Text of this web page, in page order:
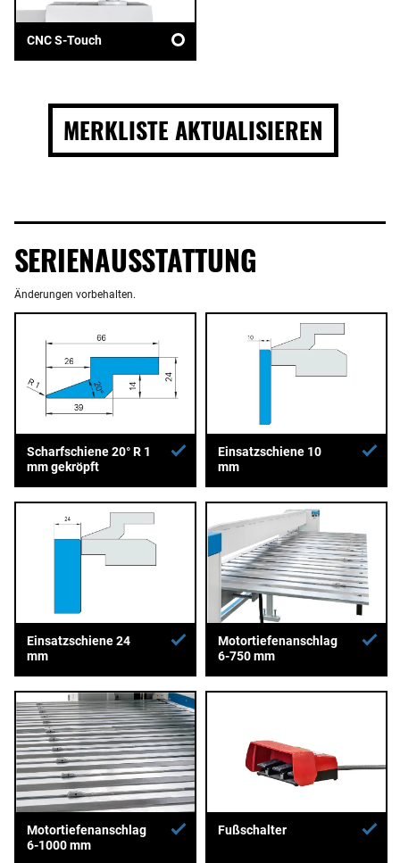
CNC S-Touch
MERKLISTE AKTUALISIEREN
SERIENAUSSTATTUNG
Änderungen vorbehalten.
Scharfschiene 20° R 1
mm gekröpft
Einsatzschiene 10
mm
Einsatzschiene 24
mm
Motortiefenanschlag
6-750 mm
Motortiefenanschlag
6-1000 mm
Fußschalter